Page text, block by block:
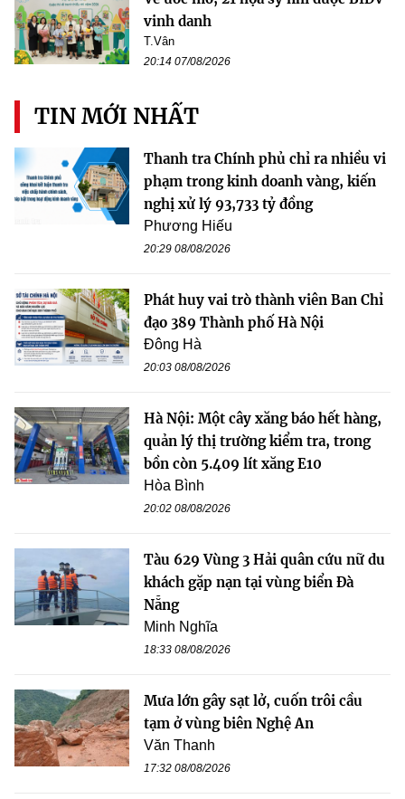
vinh danh
T.Vân
20:14 07/08/2026
TIN MỚI NHẤT
Thanh tra Chính phủ chỉ ra nhiều vi
phạm trong kinh doanh vàng, kiến
nghị xử lý 93,733 tỷ đồng
Phương Hiếu
20:29 08/08/2026
Phát huy vai trò thành viên Ban Chỉ
đạo 389 Thành phố Hà Nội
Đông Hà
20:03 08/08/2026
Hà Nội: Một cây xăng báo hết hàng,
quản lý thị trường kiểm tra, trong
bồn còn 5.409 lít xăng E10
Hòa Bình
20:02 08/08/2026
Tàu 629 Vùng 3 Hải quân cứu nữ du
khách gặp nạn tại vùng biển Đà
Nẵng
Minh Nghĩa
18:33 08/08/2026
Mưa lớn gây sạt lở, cuốn trôi cầu
tạm ở vùng biên Nghệ An
Văn Thanh
17:32 08/08/2026